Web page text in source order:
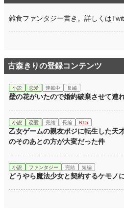
雑食ファンタジー書き。詳しくは
古森きりの登録コンテンツ
小説 恋愛 連載中 長編
壁の花がいたので婚約破棄させて連
小説 恋愛 完結 長編 R15
乙女ゲームの親友ポジに転生した天
のそのあとの方が大変だった件
小説 ファンタジー 完結 短編
どうやら魔法少女と契約するケモノ